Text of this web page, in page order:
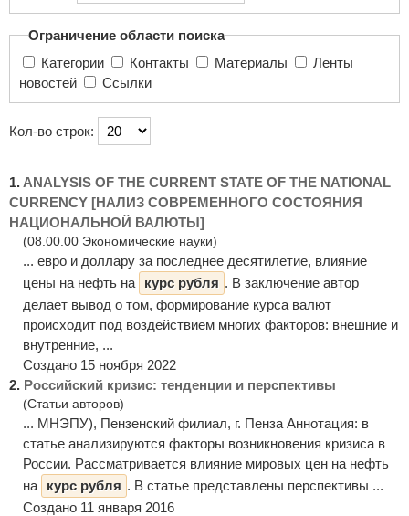
Ограничение области поиска
Категории
Контакты Материалы
новостей
Ссылки
Кол-во строк:
1. ANALYSIS OF THE CURRENT STATE OF THE NATIONAL
CURRENCY [НАЛИЗ СОВРЕМЕННОГО СОСТОЯНИЯ
НАЦИОНАЛЬНОЙ ВАЛЮТЫ]
(08.00.00 Экономические науки)
... евро и доллару за последнее десятилетие, влияние
цены на нефть на
курс рубля . В заключение автор
делает вывод о том, формирование курса валют
происходит под воздействием многих факторов: внешние и
внутренние, ...
Создано 15 ноября 2022
2. Российский кризис: тенденции и перспективы
(Статьи авторов)
... МНЭПУ), Пензенский филиал, г. Пенза Аннотация: в
статье анализируются факторы возникновения кризиса в
России. Рассматривается влияние мировых цен на нефть
на
курс рубля . В статье представлены перспективы ...
Создано 11 января 2016